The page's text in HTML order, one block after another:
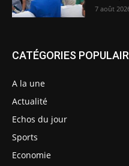
7 août
CATÉGORIES
A la une
Actualité
Echos du jour
Sports
Economie